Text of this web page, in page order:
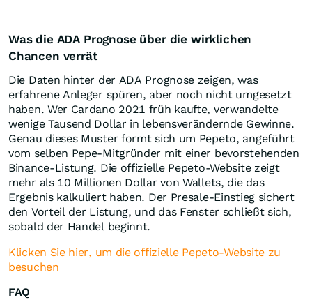
Was die ADA Prognose über die wirklichen
Chancen verrät
Die Daten hinter der ADA Prognose zeigen, was
erfahrene Anleger spüren, aber noch nicht umgesetzt
haben. Wer Cardano 2021 früh kaufte, verwandelte
wenige Tausend Dollar in lebensverändernde Gewinne.
Genau dieses Muster formt sich um Pepeto, angeführt
vom selben Pepe-Mitgründer mit einer bevorstehenden
Binance-Listung. Die offizielle Pepeto-Website zeigt
mehr als 10 Millionen Dollar von Wallets, die das
Ergebnis kalkuliert haben. Der Presale-Einstieg sichert
den Vorteil der Listung, und das Fenster schließt sich,
sobald der Handel beginnt.
Klicken Sie hier, um die offizielle Pepeto-Website zu
besuchen
FAQ